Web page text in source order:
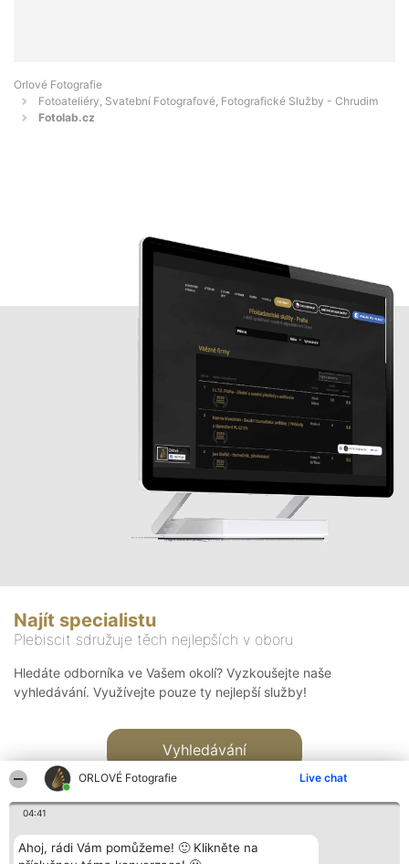
ORLOVÉ Fotografie Live chat
04:41
Ahoj, rádi Vám pomůžeme! 🙂 Klikněte na
Orlové Fotografie
Fotoateliéry, Svatební Fotografové, Fotografické Služby - Chrudim
Fotolab.cz
Najít specialistu
Plebiscit sdružuje těch nejlepších v oboru
Hledáte odborníka ve Vašem okolí? Vyzkoušejte naše
vyhledávání. Využívejte pouze ty nejlepší služby!
Vyhledávání